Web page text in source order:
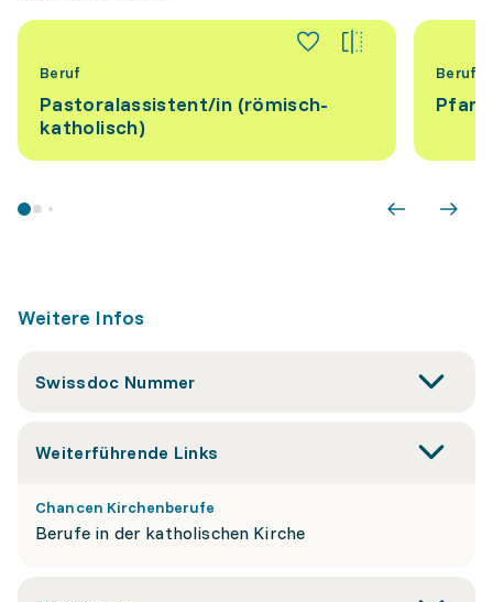
Beruf
Pastoralassistent/​in (römisch-
katholisch)
Beruf
Weitere Infos
Swissdoc Nummer
Weiterführende Links
Chancen Kirchenberufe
Berufe in der katholischen Kirche